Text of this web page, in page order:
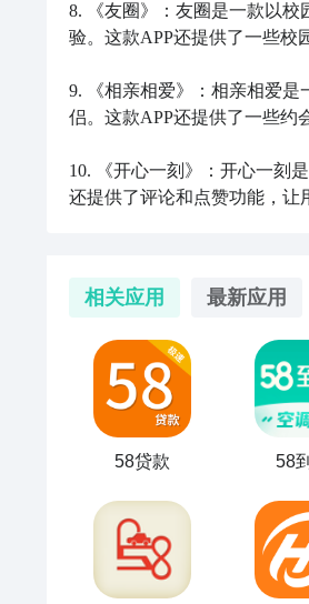
8. 《友圈》：友圈是一款以
验。这款APP还提供了一些校
9. 《相亲相爱》：相亲相爱
侣。这款APP还提供了一些约
10. 《开心一刻》：开心一刻
还提供了评论和点赞功能，让
相关应用 最新应用
58贷款 58